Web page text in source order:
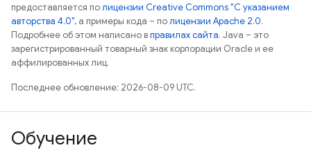
предоставляется полицензии Creative Commons "С указанием
авторства 4.0", а примеры кода – полицензии Apache 2.0.
Подробнее об этом написано вправилах сайта. Java – это
зарегистрированный товарный знак корпорации Oracle и ее
аффилированных лиц.
Последнее обновление: 2026-08-09 UTC.
Обучение